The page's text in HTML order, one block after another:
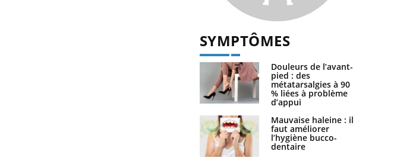
SYMPTÔMES
Douleurs de l’avant-
pied : des
métatarsalgies à 90
% liées à problème
d’appui
Mauvaise haleine : il
faut améliorer
l’hygiène bucco-
dentaire